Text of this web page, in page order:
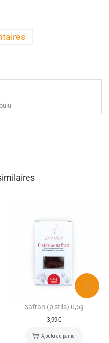
Safran (pistils) 0,5g
3,99€
Ajouter au panier